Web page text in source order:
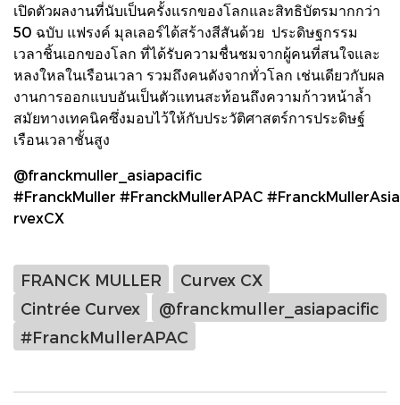
เปิดตัวผลงานที่นับเป็นครั้งแรกของโลกและสิทธิบัตรมากกว่า
50 ฉบับ แฟรงค์ มุลเลอร์ได้สร้างสีสันด้วย ประดิษฐกรรม
เวลาชิ้นเอกของโลก ที่ได้รับความชื่นชมจากผู้คนที่สนใจและ
หลงใหลในเรือนเวลา รวมถึงคนดังจากทั่วโลก เช่นเดียวกับผล
งานการออกแบบอันเป็นตัวแทนสะท้อนถึงความก้าวหน้าล้ำ
สมัยทางเทคนิคซึ่งมอบไว้ให้กับประวัติศาสตร์การประดิษฐ์
เรือนเวลาชั้นสูง
@franckmuller_asiapacific
#FranckMuller #FranckMullerAPAC
rvexCX
FRANCK MULLER
Curvex CX
Cintrée Curvex
@franckmuller_asiapacific
#FranckMullerAPAC